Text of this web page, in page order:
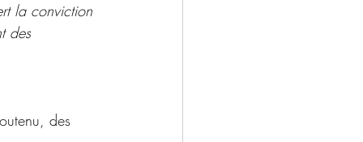
la conviction
des
des